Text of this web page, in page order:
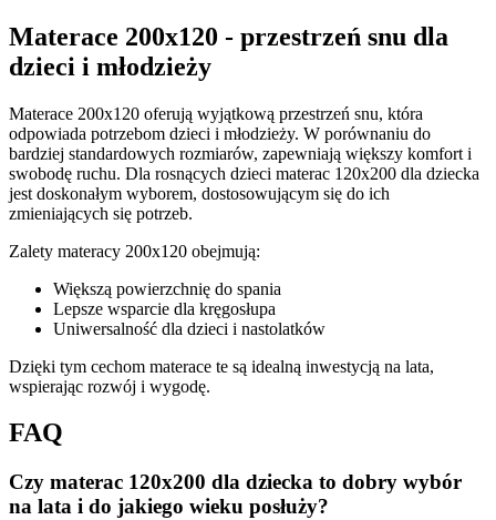
Materace 200x120 - przestrzeń snu dla
dzieci i młodzieży
Materace 200x120 oferują wyjątkową przestrzeń snu, która
odpowiada potrzebom dzieci i młodzieży. W porównaniu do
bardziej standardowych rozmiarów, zapewniają większy komfort i
swobodę ruchu. Dla rosnących dzieci materac 120x200 dla dziecka
jest doskonałym wyborem, dostosowującym się do ich
zmieniających się potrzeb.
Zalety materacy 200x120 obejmują:
Większą powierzchnię do spania
Lepsze wsparcie dla kręgosłupa
Uniwersalność dla dzieci i nastolatków
Dzięki tym cechom materace te są idealną inwestycją na lata,
wspierając rozwój i wygodę.
FAQ
Czy materac 120x200 dla dziecka to dobry wybór
na lata i do jakiego wieku posłuży?